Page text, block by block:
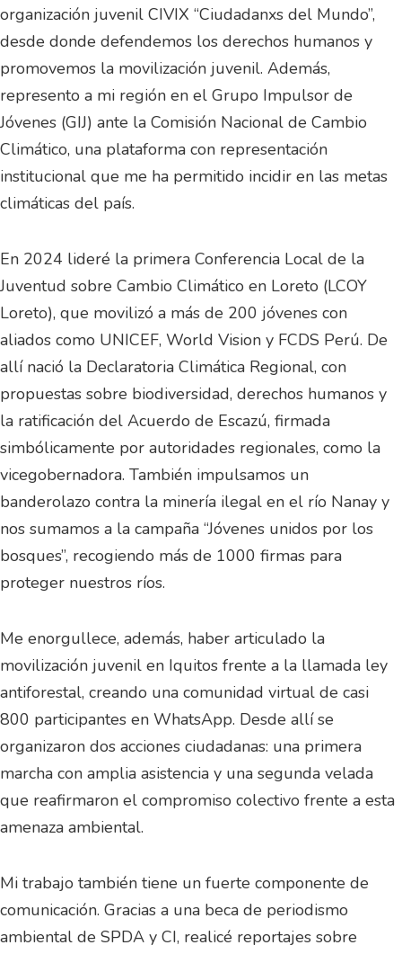
organización juvenil CIVIX “Ciudadanxs del Mundo”,
desde donde defendemos los derechos humanos y
promovemos la movilización juvenil. Además,
represento a mi región en el Grupo Impulsor de
Jóvenes (GIJ) ante la Comisión Nacional de Cambio
Climático, una plataforma con representación
institucional que me ha permitido incidir en las metas
climáticas del país.
En 2024 lideré la primera Conferencia Local de la
Juventud sobre Cambio Climático en Loreto (LCOY
Loreto), que movilizó a más de 200 jóvenes con
aliados como UNICEF, World Vision y FCDS Perú. De
allí nació la Declaratoria Climática Regional, con
propuestas sobre biodiversidad, derechos humanos y
la ratificación del Acuerdo de Escazú, firmada
simbólicamente por autoridades regionales, como la
vicegobernadora. También impulsamos un
banderolazo contra la minería ilegal en el río Nanay y
nos sumamos a la campaña “Jóvenes unidos por los
bosques”, recogiendo más de 1000 firmas para
proteger nuestros ríos.
Me enorgullece, además, haber articulado la
movilización juvenil en Iquitos frente a la llamada ley
antiforestal, creando una comunidad virtual de casi
800 participantes en WhatsApp. Desde allí se
organizaron dos acciones ciudadanas: una primera
marcha con amplia asistencia y una segunda velada
que reafirmaron el compromiso colectivo frente a esta
amenaza ambiental.
Mi trabajo también tiene un fuerte componente de
comunicación. Gracias a una beca de periodismo
ambiental de SPDA y CI, realicé reportajes sobre